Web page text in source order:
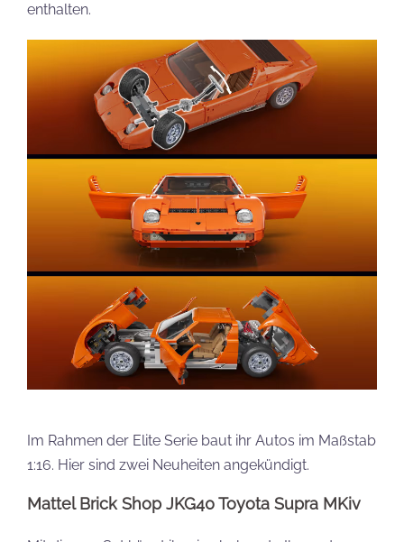
enthalten.
Im Rahmen der Elite Serie baut ihr Autos im Maßstab
1:16. Hier sind zwei Neuheiten angekündigt.
Mattel Brick Shop JKG40 Toyota Supra MKiv